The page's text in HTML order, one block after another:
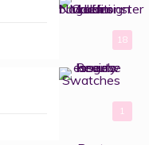
18
1